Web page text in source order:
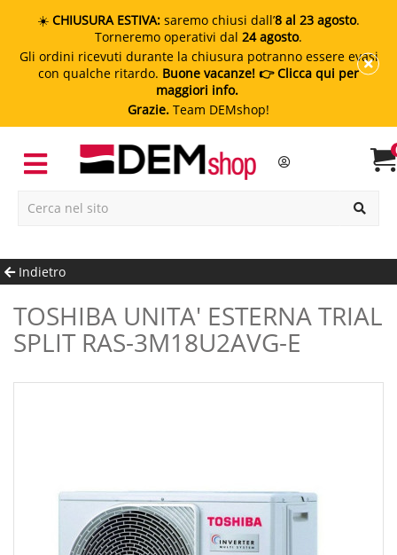
☀️ CHIUSURA ESTIVA: saremo chiusi dall’8 al 23 agosto.
Torneremo operativi dal 24 agosto.
Gli ordini ricevuti durante la chiusura potranno essere evasi
con qualche ritardo. Buone vacanze! 👉 Clicca qui per
maggiori info.
Grazie. Team DEMshop!
Indietro
TOSHIBA UNITA' ESTERNA TRIAL
SPLIT RAS-3M18U2AVG-E